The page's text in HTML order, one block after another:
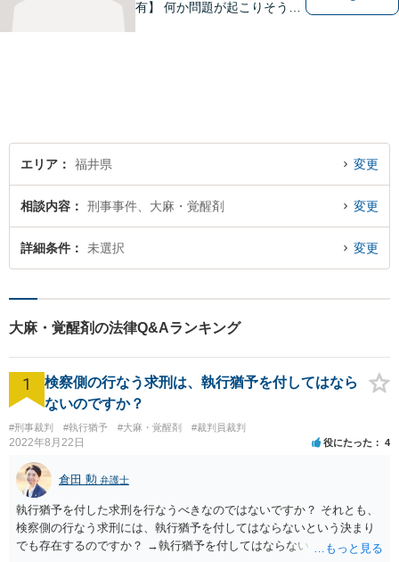
有】 何か問題が起こりそうと
う。
エリア 福井県 変更
相談内容 刑事事件、大麻・覚醒剤 変更
詳細条件 未選択 変更
大麻・覚醒剤の法律Q&Aランキング
1
検察側の行なう求刑は、執行猶予を付してはなら
ないのですか？
#刑事裁判 #執行猶予 #大麻・覚醒剤 #裁判員裁判
2022年8月22日 役にたった 4
倉田 勲 弁護士
執行猶予を付した求刑を行なうべきなのではないですか？ それとも、
検察側の行なう求刑には、執行猶予を付してはならないという決まり
でも存在するのですか？ →執行猶予を付してはならないという決まり